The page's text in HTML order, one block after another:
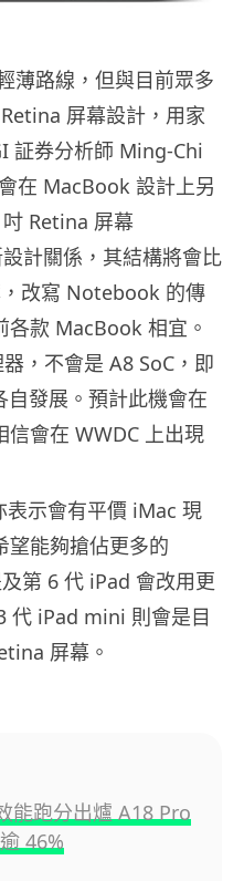
薄路線，但與目前眾多
屏幕設計，用家
証券分析師 Ming-Chi
在 MacBook 設計上另
Retina 屏幕
計關係，其結構將會比
改寫 Notebook 的傳
款 MacBook 相宜。
，不會是 A8 SoC，即
自發展。預計此機會在
信會在 WWDC 上出現
示會有平價 iMac 現
望能夠搶佔更多的
第 6 代 iPad 會改用更
代 iPad mini 則會是目
屏幕。
能跑分出爐 A18 Pro
46%